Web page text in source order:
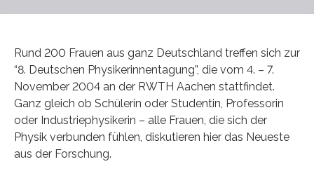
Rund 200 Frauen aus ganz Deutschland treffen sich zur
“8. Deutschen Physikerinnentagung”, die vom 4. – 7.
November 2004 an der RWTH Aachen stattfindet.
Ganz gleich ob Schülerin oder Studentin, Professorin
oder Industriephysikerin – alle Frauen, die sich der
Physik verbunden fühlen, diskutieren hier das Neueste
aus der Forschung.